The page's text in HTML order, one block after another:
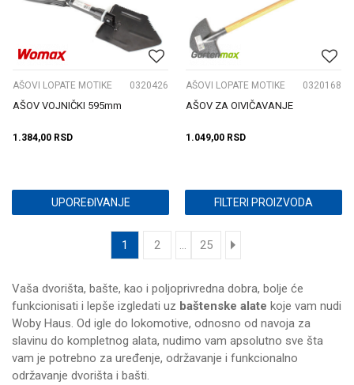
AŠOVI LOPATE MOTIKE 0320426
AŠOV VOJNIČKI 595mm
1.384,00 RSD
AŠOVI LOPATE MOTIKE 0320168
AŠOV ZA OIVIČAVANJE
1.049,00 RSD
UPOREĐIVANJE FILTERI PROIZVODA
1 2 ... 25
Vaša dvorišta, bašte, kao i poljoprivredna dobra, bolje će
funkcionisati i lepše izgledati uz baštenske alate koje vam nudi
Woby Haus. Od igle do lokomotive, odnosno od navoja za
slavinu do kompletnog alata, nudimo vam apsolutno sve šta
vam je potrebno za uređenje, održavanje i funkcionalno
održavanje dvorišta i bašti.